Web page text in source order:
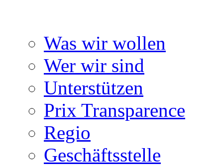
Was wir wollen
Wer wir sind
Unterstützen
Prix Transparence
Regio
Geschäftsstelle